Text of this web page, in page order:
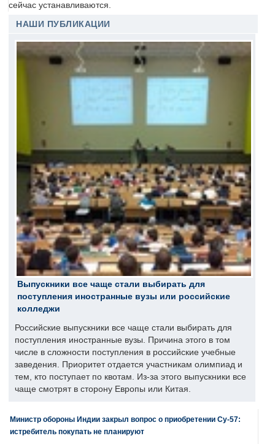
сейчас устанавливаются.
НАШИ ПУБЛИКАЦИИ
Выпускники все чаще стали выбирать для
поступления иностранные вузы или российские
колледжи
Российские выпускники все чаще стали выбирать для
поступления иностранные вузы. Причина этого в том
числе в сложности поступления в российские учебные
заведения. Приоритет отдается участникам олимпиад и
тем, кто поступает по квотам. Из-за этого выпускники все
чаще смотрят в сторону Европы или Китая.
Министр обороны Индии закрыл вопрос о приобретении Су-57:
истребитель покупать не планируют